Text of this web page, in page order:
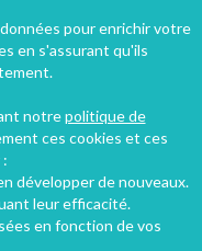
pour enrichir votre
en s'assurant qu'ils
notrepolitique de
ces cookies et ces
développer de nouveaux.
leur efficacité.
en fonction de vos